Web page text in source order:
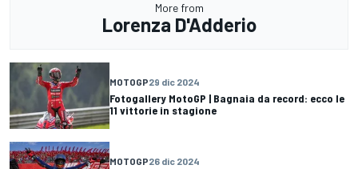
More from
Lorenza D'Adderio
MOTOGP29 dic 2024
Fotogallery MotoGP | Bagnaia da record: ecco le
11 vittorie in stagione
MOTOGP26 dic 2024